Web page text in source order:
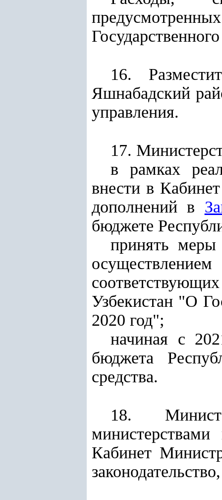
16.
Яшнабадский
управления.
17.
в рамках
внести в
дополнений в
бюджете
принять меры
Узбекистан "О
2020 год";
начиная с
бюджета
средства.
18.
Кабинет